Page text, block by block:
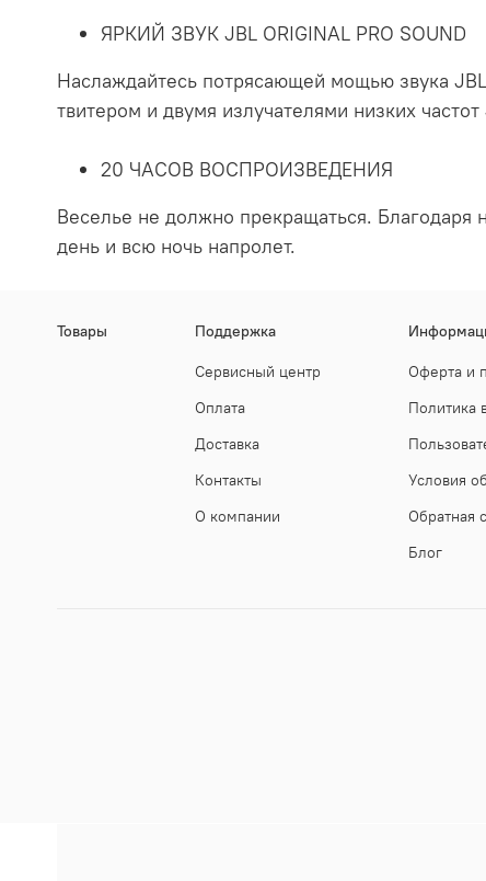
ЯРКИЙ ЗВУК JBL ORIGINAL PRO SOUND
Наслаждайтесь потрясающей мощью звука
твитером и двумя излучателями низких
20 ЧАСОВ ВОСПРОИЗВЕДЕНИЯ
Веселье не должно прекращаться. Благодаря
день и всю ночь напролет.
Товары Поддержка
Сервисный центр
Оплата
Доставка
Контакты
О компании
Оферта и
Политика
Условия
Обратная
Блог